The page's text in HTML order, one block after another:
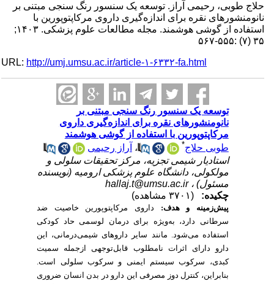
حلاج طوبی، رحیمی آراز. توسعه یک سنسور رنگ سنجی مبتنی بر
نانومنشورهای نقره برای اندازه‌گیری داروی مرکاپتوپورین با
استفاده از گوشی هوشمند. مجله مطالعات علوم پزشکی. ۱۴۰۳;
۳۵ (۷) :۵۵۵-۵۶۷
URL:http://umj.umsu.ac.ir/article-۱-۶۳۳۲-fa.html
توسعه یک سنسور رنگ سنجی مبتنی بر
نانومنشورهای نقره برای اندازه‌گیری داروی
مرکاپتوپورین با استفاده از گوشی هوشمند
طوبی حلاج* ،آراز رحیمی
استادیار شیمی تجزیه، مرکز تحقیقات سلولی و
مولکولی، دانشگاه علوم پزشکی ارومیه (نویسنده
مسئول) ، hallaj.t@umsu.ac.ir
چکیده:
پیش‌زمینه و هدف:
داروی مرکاپتوپورین خاصیت ضد
سرطانی دارد، به‌ویژه برای درمان لوسمی حاد کودکی
استفاده می‌شود. مانند سایر داروهای شیمی‌درمانی، این
دارو دارای اثرات نامطلوب قابل‌توجهی ازجمله سمیت
کبدی، سرکوب سیستم ایمنی و سرکوب سلولی است.
بنابراین، کنترل دوز مصرفی این دارو در بدن انسان ضروری